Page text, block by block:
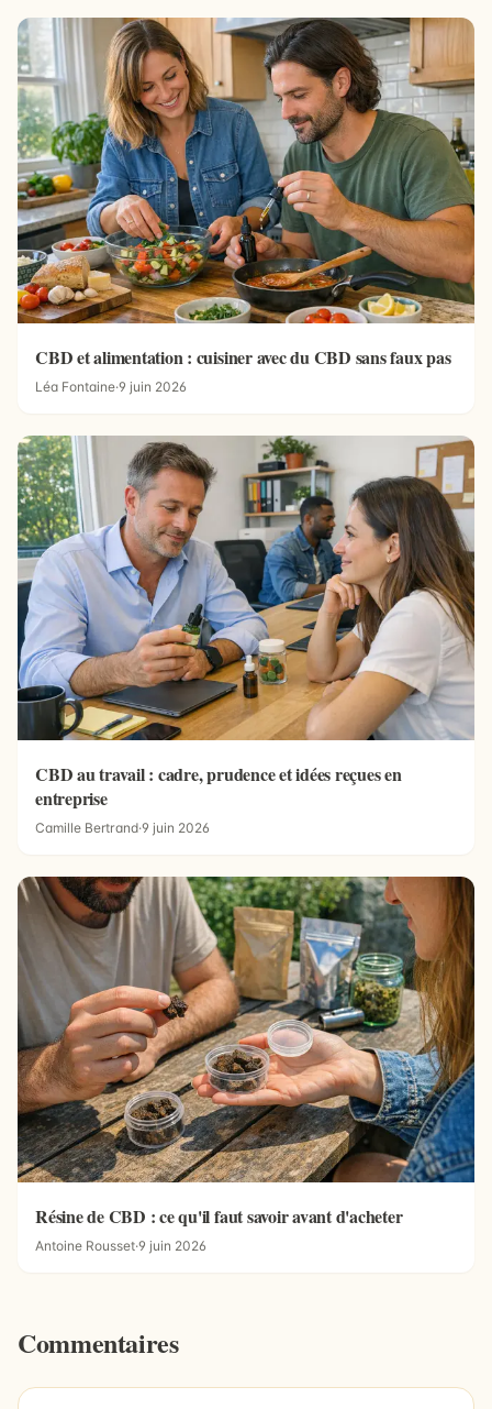
CBD et alimentation : cuisiner avec du CBD sans faux pas
Léa Fontaine·9 juin 2026
CBD au travail : cadre, prudence et idées reçues en
entreprise
Camille Bertrand·9 juin 2026
Résine de CBD : ce qu'il faut savoir avant d'acheter
Antoine Rousset·9 juin 2026
Commentaires